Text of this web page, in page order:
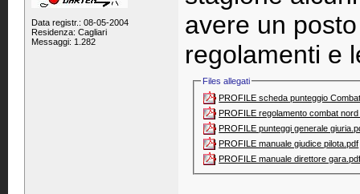
Data registr.: 08-05-2004
Residenza: Cagliari
Messaggi: 1.282
avere un
regolamenti e
Files allegati
PROFILE scheda punteggio
PROFILE regolamento combat
PROFILE punteggi generale
PROFILE manuale giudice pilota.pdf‎
PROFILE manuale direttore